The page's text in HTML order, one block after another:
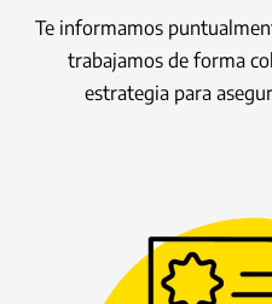
Te informamos
trabajamos de forma
estrategia para